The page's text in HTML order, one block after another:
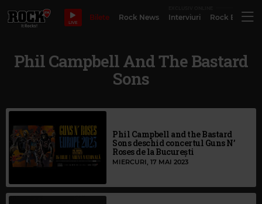
LIVE
Bilete Rock News Interviuri Rock
Phil Campbell And The Bastard
Sons
Phil Campbell and the Bastard
Sons deschid concertul Guns N’
Roses de la București
MIERCURI, 17 MAI 2023